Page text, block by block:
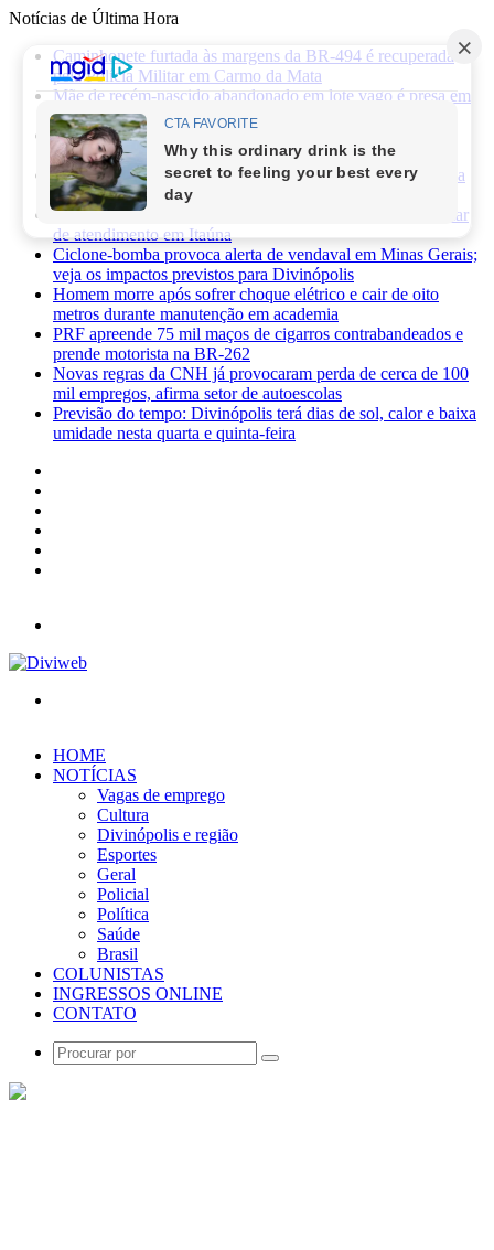
Notícias de Última Hora
Caminhonete furtada às margens da BR-494 é recuperada
pela Polícia Militar em Carmo da Mata
Mãe de recém-nascido abandonado em lote vago é presa em
Sabará
Três pessoas ficam feridas após ataque a facadas no bairro
Planalto, em Divinópolis
Previsão do tempo: fim de semana será de sol, calor e baixa
umidade em Divinópolis
Homem quebra vidro da recepção de hospital após reclamar
de atendimento em Itaúna
Ciclone-bomba provoca alerta de vendaval em Minas Gerais;
veja os impactos previstos para Divinópolis
Homem morre após sofrer choque elétrico e cair de oito
metros durante manutenção em academia
PRF apreende 75 mil maços de cigarros contrabandeados e
prende motorista na BR-262
Novas regras da CNH já provocaram perda de cerca de 100
mil empregos, afirma setor de autoescolas
Previsão do tempo: Divinópolis terá dias de sol, calor e baixa
umidade nesta quarta e quinta-feira
HOME
NOTÍCIAS
Vagas de emprego
Cultura
Divinópolis e região
Esportes
Geral
Policial
Política
Saúde
Brasil
COLUNISTAS
INGRESSOS ONLINE
CONTATO
Procurar